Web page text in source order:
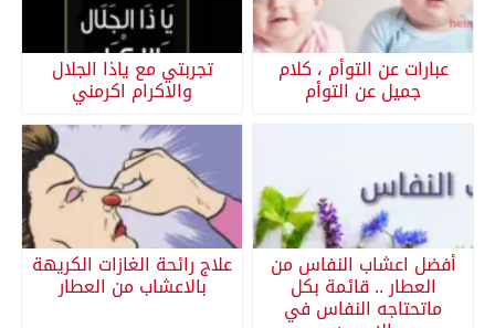
عبارات عن التوأم ، كلام
جميل عن التوأم
تجربتي مع ياذا الجلال
والاكرام اكرمني
أفضل اعشاب النفاس من
العطار .. قائمة بكل
ماتحتاجه النفاس في
علاج رائحة الغازات الكريهة
بالاعشاب من العطار